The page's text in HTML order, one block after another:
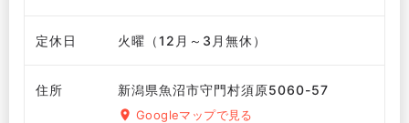
定休日 火曜（12月～3月無休）
住所 新潟県魚沼市守門村須原5060-57
Googleマップで見る